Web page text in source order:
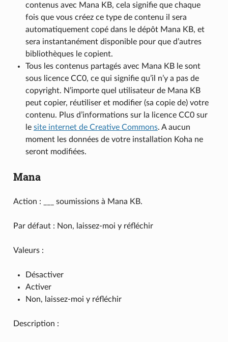
contenus avec Mana KB, cela signifie que chaque
fois que vous créez ce type de contenu il sera
automatiquement copé dans le dépôt Mana KB, et
sera instantanément disponible pour que d’autres
bibliothèques le copient.
Tous les contenus partagés avec Mana KB le sont
sous licence CC0, ce qui signifie qu’il n’y a pas de
copyright. N’importe quel utilisateur de Mana KB
peut copier, réutiliser et modifier (sa copie de) votre
contenu. Plus d’informations sur la licence CC0 sur
le site internet de Creative Commons. A aucun
moment les données de votre installation Koha ne
seront modifiées.
Mana
Action : ___ soumissions à Mana KB.
Par défaut : Non, laissez-moi y réfléchir
Valeurs :
Désactiver
Activer
Non, laissez-moi y réfléchir
Description :